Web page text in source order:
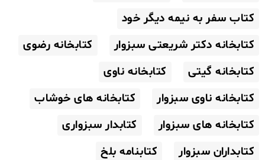
کتاب سفر به نیمه دیگر خود
کتابخانه دکتر شریعتی سبزوار
کتابخانه رضوی
کتابخانه گیتی
کتابخانه ناوی
کتابخانه ناوی سبزوار
کتابخانه های خوشاب
کتابخانه های سبزوار
کتابدار سبزواری
کتابداران سبزوار
کتابنامه بلخ